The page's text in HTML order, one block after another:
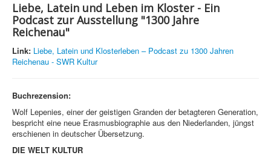
Liebe, Latein und Leben im Kloster - Ein
Podcast zur Ausstellung "1300 Jahre
Reichenau"
Link: Liebe, Latein und Klosterleben – Podcast zu 1300 Jahren
Reichenau - SWR Kultur
Buchrezension:
Wolf Lepenies, einer der geistigen Granden der betagteren Generation,
bespricht eine neue Erasmusbiographie aus den Niederlanden, jüngst
erschienen in deutscher Übersetzung.
DIE WELT KULTUR